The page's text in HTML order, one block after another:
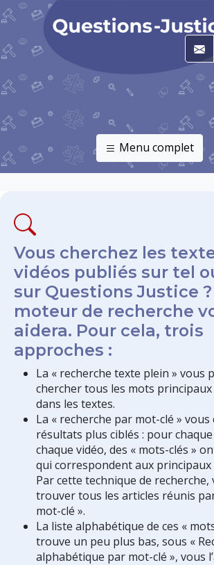
Menu complet
Vous cherchez les
vidéos publiés sur tel
sur Questions Justice ?
moteur de recherche
aidera. Pour cela, trois
approches :
La « recherche texte plein » vous
chercher tous les mots
dans les textes.
La « recherche par mot-clé » vous
résultats plus ciblés : pour
chaque vidéo, des « mots-clés »
qui correspondent aux
Par cette technique de
trouver tous les articles réunis
mot-clé ».
La liste alphabétique de ces «
trouve un peu plus bas, sous «
alphabétique par mot-clé », vous